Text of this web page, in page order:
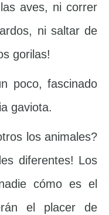
aves, ni correr
ni saltar de
gorilas!
poco, fascinado
gaviota.
los animales?
diferentes! Los
cómo es el
el placer de